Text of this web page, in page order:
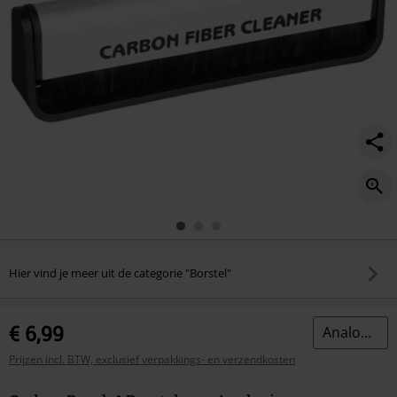
Hier vind je meer uit de categorie "Borstel"
€ 6,99
Prijzen incl. BTW, exclusief verpakkings- en verzendkosten
Analogis